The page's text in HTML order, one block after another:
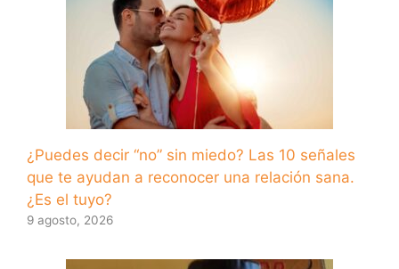
¿Puedes decir “no” sin miedo? Las 10 señales
que te ayudan a reconocer una relación sana.
¿Es el tuyo?
9 agosto, 2026